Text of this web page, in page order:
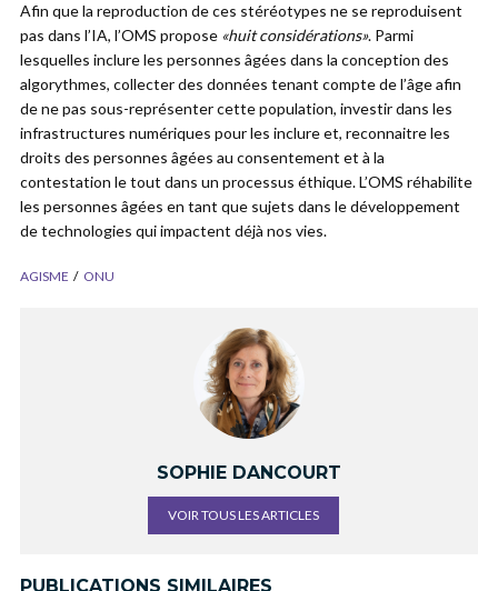
Afin que la reproduction de ces stéréotypes ne se reproduisent
pas dans l’IA, l’OMS propose «huit considérations». Parmi
lesquelles inclure les personnes âgées dans la conception des
algorythmes, collecter des données tenant compte de l’âge afin
de ne pas sous-représenter cette population, investir dans les
infrastructures numériques pour les inclure et, reconnaitre les
droits des personnes âgées au consentement et à la
contestation le tout dans un processus éthique. L’OMS réhabilite
les personnes âgées en tant que sujets dans le développement
de technologies qui impactent déjà nos vies.
AGISME ONU
SOPHIE DANCOURT
VOIR TOUS LES ARTICLES
PUBLICATIONS SIMILAIRES